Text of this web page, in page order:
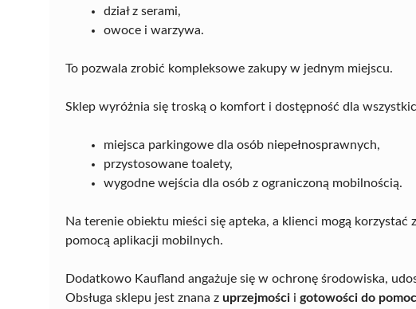
dział z serami,
owoce i warzywa.
To pozwala zrobić kompleksowe zakupy w jednym miejscu.
Sklep wyróżnia się troską o komfort i dostępność dla
miejsca parkingowe dla osób niepełnosprawnych,
przystosowane toalety,
wygodne wejścia dla osób z ograniczoną mobilnością.
Na terenie obiektu mieści się apteka, a klienci mogą korzystać
pomocą aplikacji mobilnych.
Dodatkowo Kaufland angażuje się w ochronę środowiska,
Obsługa sklepu jest znana z uprzejmości i gotowości do